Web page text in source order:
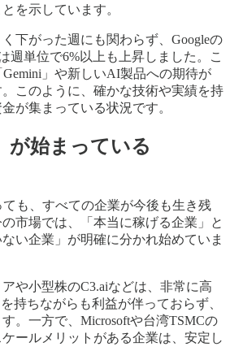
を示しています。
下がった週にも関わらず、Googleの
週単位で6%以上も上昇しました。こ
」や新しいAI製品への期待が
このように、確かな技術や実績を持
が集まっている状況です。
が始まっている
も、すべての企業が今後も生き残
市場では、「本当に稼げる企業」と
ない企業」が明確に分かれ始めていま
や小型株のC3.aiなどは、非常に高
持ちながらも利益が伴っておらず、
。一方で、Microsoftや台湾TSMCの
ールメリットがある企業は、安定し